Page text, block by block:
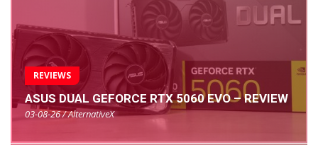
REVIEWS
ASUS DUAL GEFORCE RTX 5060 EVO – REVIEW
03-08-26 / AlternativeX